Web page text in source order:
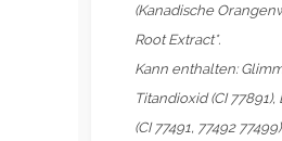
(Kanadische
Root Extract*.
Kann enthalten:
Titandioxid (CI 77891),
(CI 77491, 77492 77499)